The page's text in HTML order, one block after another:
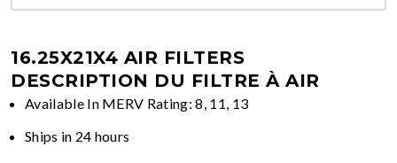
16.25X21X4 AIR FILTERS
DESCRIPTION DU FILTRE À AIR
Available In MERV Rating: 8, 11, 13
Ships in 24 hours